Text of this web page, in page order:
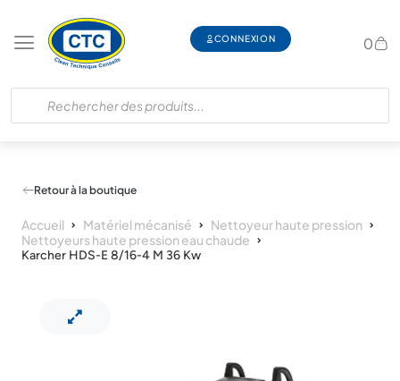
CONNEXION 0
Retour à la boutique
Accueil Matériel mécanisé
Nettoyeur haute pression
Nettoyeurs haute pression eau chaude
Karcher HDS-E 8/16-4 M 36 Kw